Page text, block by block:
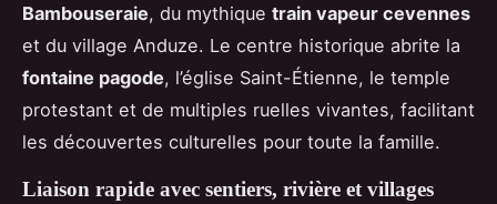
Bambouseraie, du mythique train vapeur cevennes
et du village Anduze. Le centre historique abrite la
fontaine pagode, l’église Saint-Étienne, le temple
protestant et de multiples ruelles vivantes, facilitant
les découvertes culturelles pour toute la famille.
Liaison rapide avec sentiers, rivière et villages